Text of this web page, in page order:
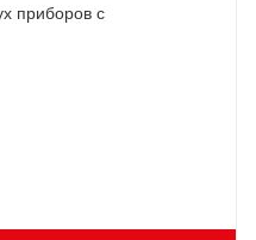
приборов с